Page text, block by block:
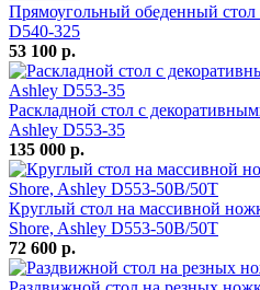
Прямоугольный обеденный стол
D540-325
53 100 р.
Раскладной стол с
Ashley D553-35
135 000 р.
Круглый стол на массивной
Shore, Ashley D553-50B/50T
72 600 р.